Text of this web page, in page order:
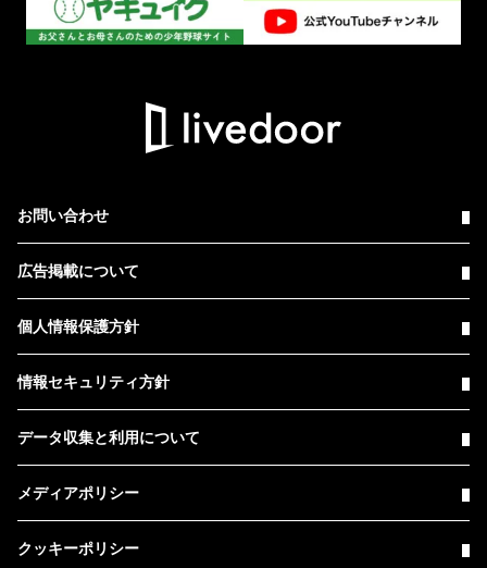
お問い合わせ
広告掲載について
個人情報保護方針
情報セキュリティ方針
データ収集と利用について
メディアポリシー
クッキーポリシー